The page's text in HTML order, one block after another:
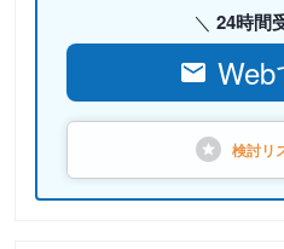
24時間
検討リ